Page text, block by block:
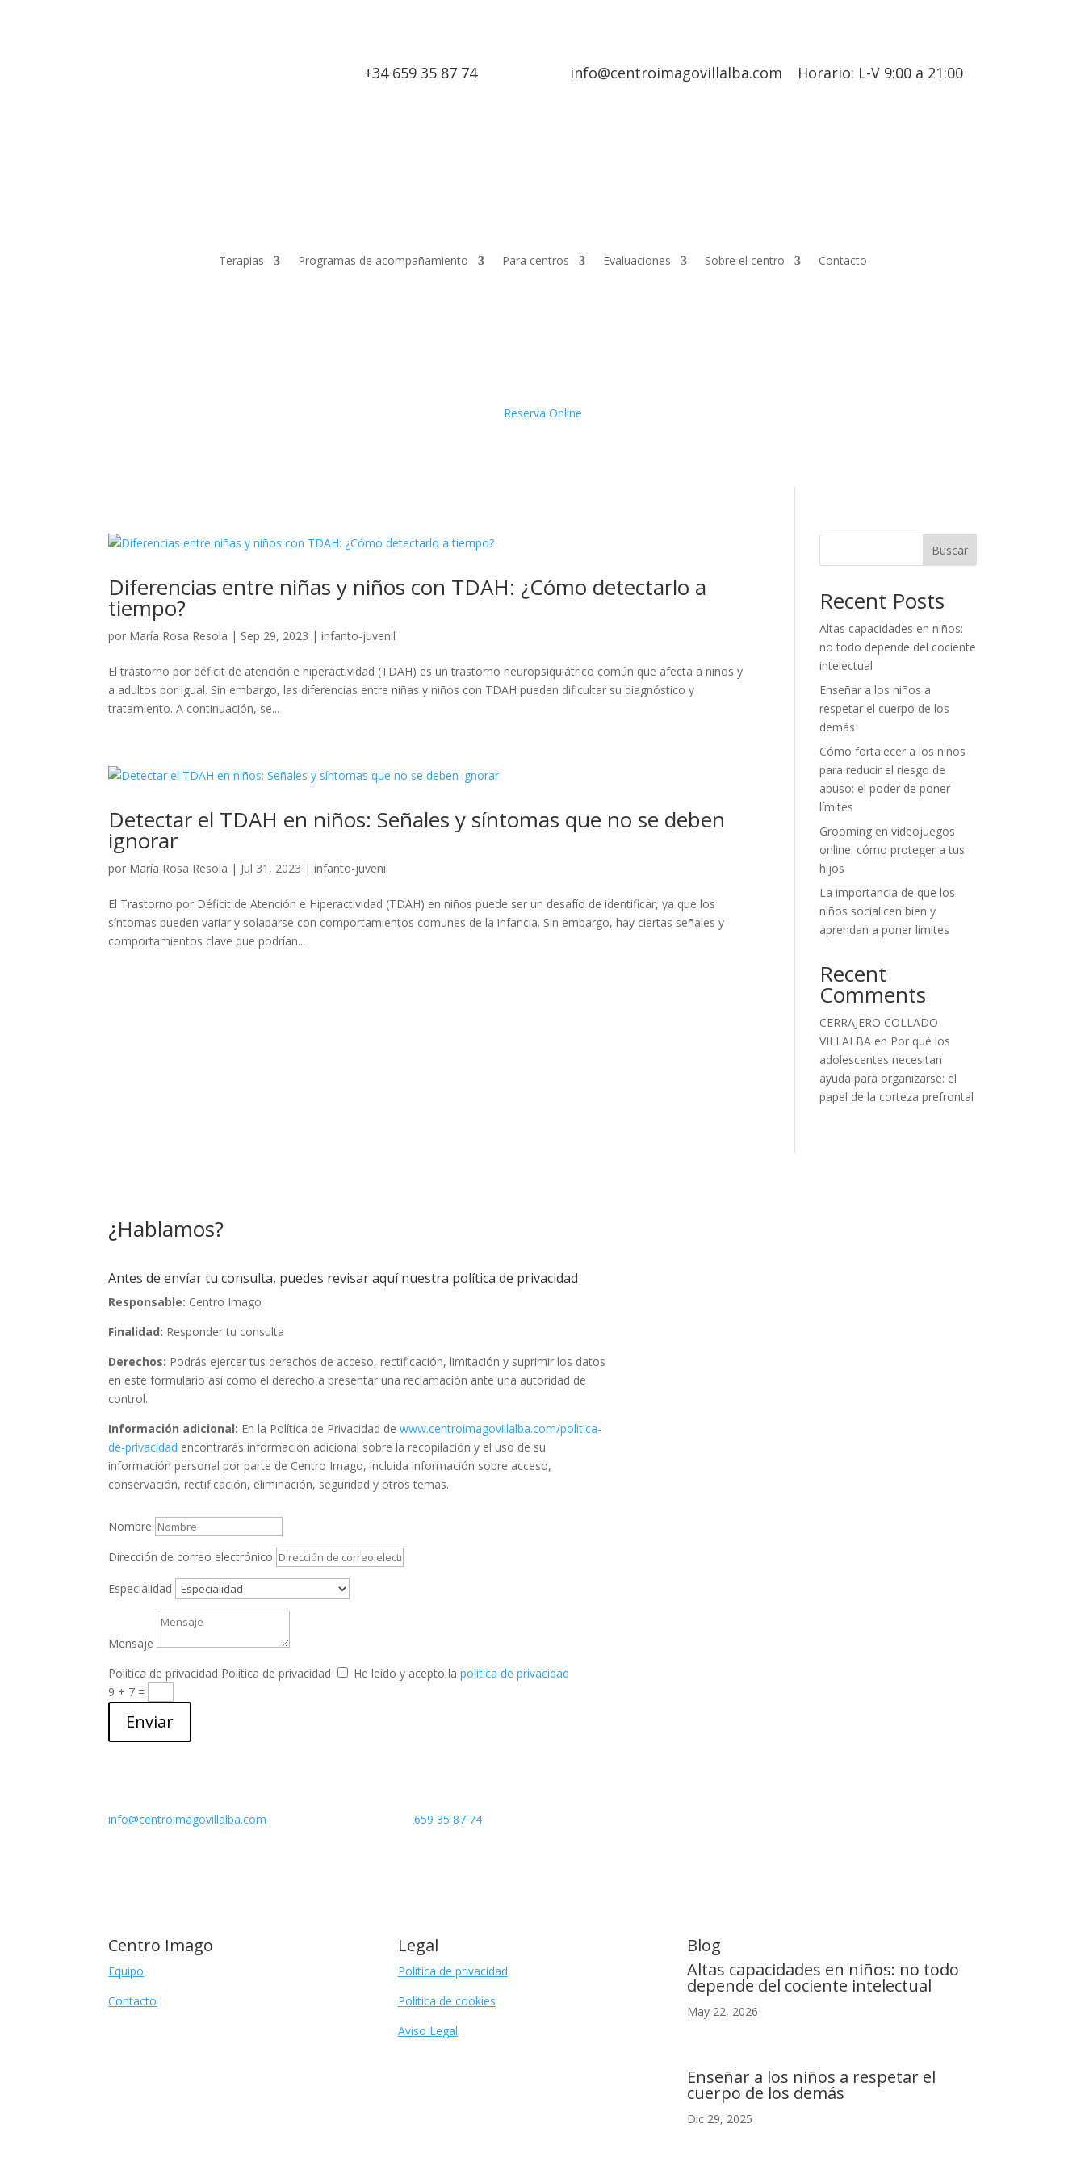
+34 659 35 87 74 info@centroimagovillalba.com Horario: L-V 9:00 a 21:00
Terapias Programas de acompañamiento Para centros Evaluaciones Sobre el centro Contacto
Reserva Online
Diferencias entre niñas y niños con TDAH: ¿Cómo detectarlo a
tiempo?
por María Rosa Resola | Sep 29, 2023 |infanto-juvenil
El trastorno por déficit de atención e hiperactividad (TDAH) es un trastorno neuropsiquiátrico común que afecta a niños y
a adultos por igual. Sin embargo, las diferencias entre niñas y niños con TDAH pueden dificultar su diagnóstico y
tratamiento. A continuación, se...
Detectar el TDAH en niños: Señales y síntomas que no se deben
ignorar
por María Rosa Resola | Jul 31, 2023 |infanto-juvenil
El Trastorno por Déficit de Atención e Hiperactividad (TDAH) en niños puede ser un desafío de identificar, ya que los
síntomas pueden variar y solaparse con comportamientos comunes de la infancia. Sin embargo, hay ciertas señales y
comportamientos clave que podrían...
Buscar
Recent Posts
Altas capacidades en niños:
no todo depende del cociente
intelectual
Enseñar a los niños a
respetar el cuerpo de los
demás
Cómo fortalecer a los niños
para reducir el riesgo de
abuso: el poder de poner
límites
Grooming en videojuegos
online: cómo proteger a tus
hijos
La importancia de que los
niños socialicen bien y
aprendan a poner límites
Recent
Comments
CERRAJERO COLLADO
VILLALBA en Por qué los
adolescentes necesitan
ayuda para organizarse: el
papel de la corteza prefrontal
¿Hablamos?
Antes de envíar tu consulta, puedes revisar aquí nuestra política de privacidad
Responsable: Centro Imago
Finalidad: Responder tu consulta
Derechos: Podrás ejercer tus derechos de acceso, rectificación, limitación y suprimir los datos
en este formulario así como el derecho a presentar una reclamación ante una autoridad de
control.
Información adicional: En la Política de Privacidad de www.centroimagovillalba.com/politica-
de-privacidad encontrarás información adicional sobre la recopilación y el uso de su
información personal por parte de Centro Imago, incluida información sobre acceso,
conservación, rectificación, eliminación, seguridad y otros temas.
Nombre
Dirección de correo electrónico
Especialidad
Mensaje
Política de privacidad Política de privacidad He leído y acepto lapolítica de privacidad
9 + 7 =
Enviar
info@centroimagovillalba.com 659 35 87 74
Centro Imago
Equipo
Contacto
Legal
Política de privacidad
Política de cookies
Aviso Legal
Blog
Altas capacidades en niños: no todo
depende del cociente intelectual
May 22, 2026
Enseñar a los niños a respetar el
cuerpo de los demás
Dic 29, 2025